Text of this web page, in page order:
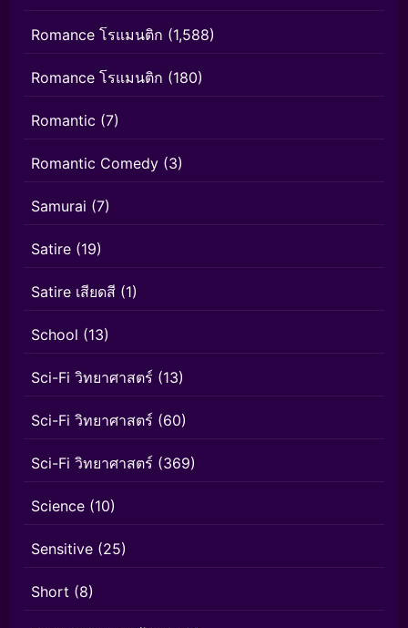
Romance โรแมนติก (1,588)
Romance โรแมนติก (180)
Romantic (7)
Romantic Comedy (3)
Samurai (7)
Satire (19)
Satire เสียดสี (1)
School (13)
Sci-Fi วิทยาศาสตร์ (13)
Sci-Fi วิทยาศาสตร์ (60)
Sci-Fi วิทยาศาสตร์ (369)
Science (10)
Sensitive (25)
Short (8)